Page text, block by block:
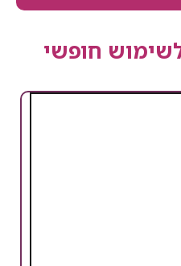
חופשי